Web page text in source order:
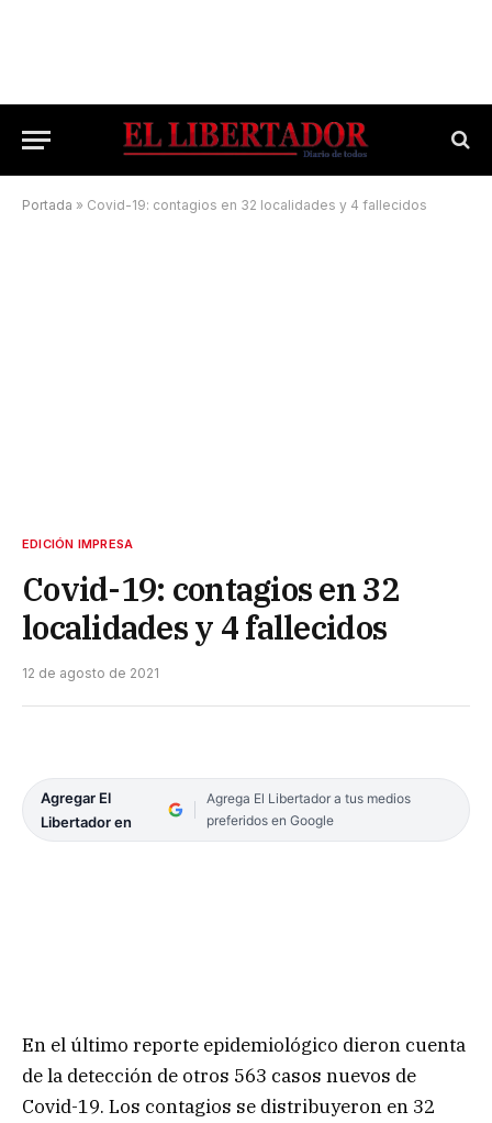
Portada » Covid-19: contagios en 32 localidades y 4 fallecidos
EDICIÓN IMPRESA
Covid-19: contagios en 32
localidades y 4 fallecidos
12 de agosto de 2021
Agregar El
Libertador en
Agrega El Libertador a tus medios
preferidos en Google
En el último reporte epidemiológico dieron cuenta
de la detección de otros 563 casos nuevos de
Covid-19. Los contagios se distribuyeron en 32